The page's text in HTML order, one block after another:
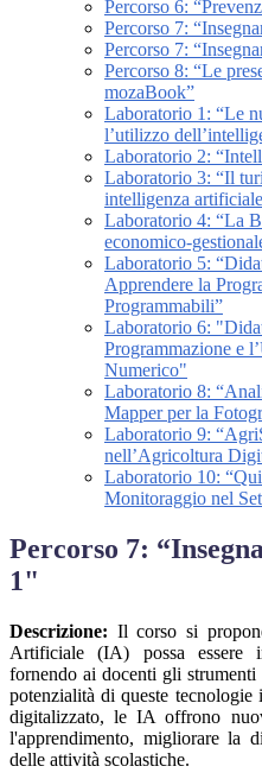
Percorso 6:
Percorso 7:
Percorso 7:
Percorso 8: “Le
mozaBook”
Laboratorio 1: “Le
l’utilizzo
Laboratorio 2:
Laboratorio 3: “Il
intelligenza
Laboratorio 4: “La
economico-
Laboratorio 5:
Apprendere la
Programmabili”
Laboratorio 6:
Programmazione e
Numerico"
Laboratorio 8:
Mapper per la
Laboratorio 9:
nell’Agricoltura
Laboratorio 10:
Monitoraggio nel
Percorso 7:
1"
Descrizione: Il corso si
Artificiale (IA) possa essere
fornendo ai docenti gli
potenzialità di queste
digitalizzato, le IA offrono
l'apprendimento, migliorare la
delle attività scolastiche.